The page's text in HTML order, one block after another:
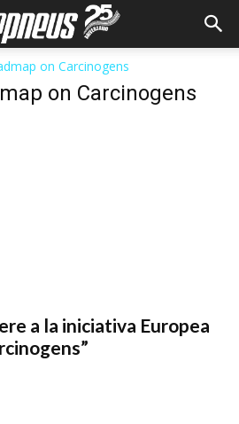
on Carcinogens
on Carcinogens
a la iniciativa Europea